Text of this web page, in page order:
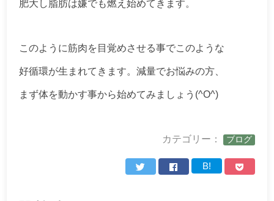
肥大し脂肪は嫌でも燃え始めてきます。
このように筋肉を目覚めさせる事でこのような
好循環が生まれてきます。減量でお悩みの方、
まず体を動かす事から始めてみましょう(^O^)
カテゴリー： ブログ
B!